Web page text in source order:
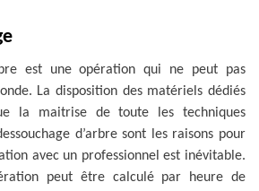
est une opération qui ne peut pas
La disposition des matériels dédiés
la maitrise de toute les techniques
d’arbre sont les raisons pour
avec un professionnel est inévitable.
peut être calculé par heure de